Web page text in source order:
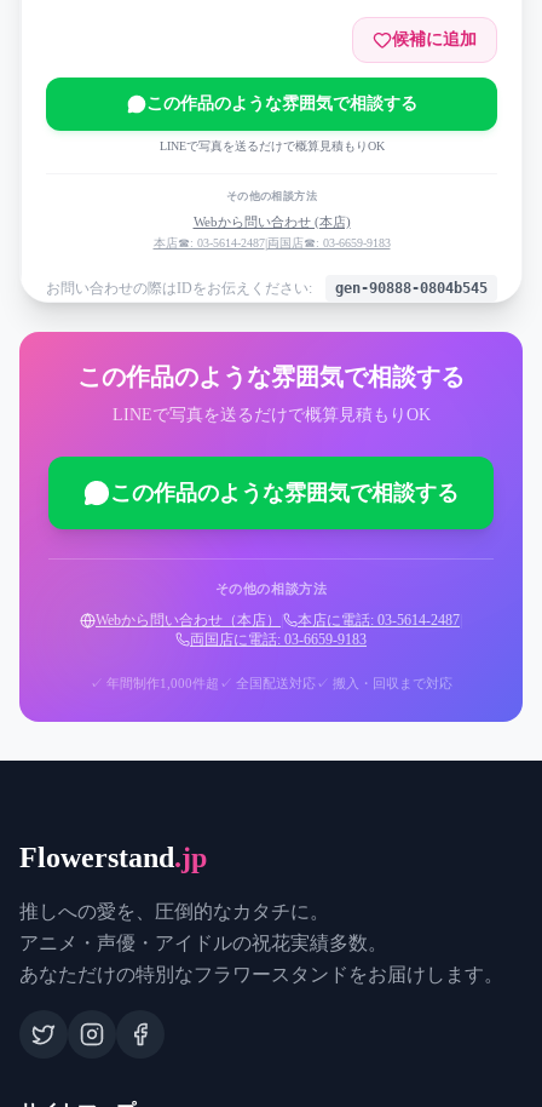
候補に追加
この作品のような雰囲気で相談する
LINEで写真を送るだけで概算見積もりOK
その他の相談方法
Webから問い合わせ (本店)
本店☎: 03-5614-2487|両国店☎: 03-6659-9183
お問い合わせの際はIDをお伝えください: gen-90888-0804b545
この作品のような雰囲気で相談する
LINEで写真を送るだけで概算見積もりOK
この作品のような雰囲気で相談する
その他の相談方法
Webから問い合わせ（本店） 本店に電話: 03-5614-2487
両国店に電話: 03-6659-9183
✓ 年間制作1,000件超 ✓ 全国配送対応 ✓ 搬入・回収まで対応
Flowerstand.jp
推しへの愛を、圧倒的なカタチに。
アニメ・声優・アイドルの祝花実績多数。
あなただけの特別なフラワースタンドをお届けします。